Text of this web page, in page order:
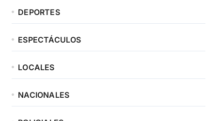
DEPORTES
ESPECTÁCULOS
LOCALES
NACIONALES